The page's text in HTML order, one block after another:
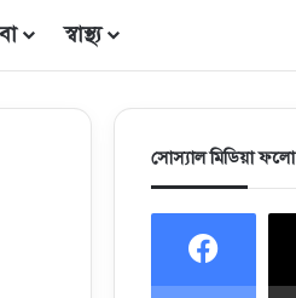
স্বাস্থ্য
সোস্যাল মিডিয়া ফলো